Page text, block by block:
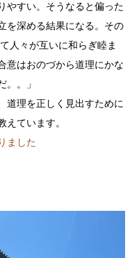
やすい。そうなると偏った
を深める結果になる。その
人々が互いに和らぎ睦ま
意はおのづから道理にかな
。。」
道理を正しく見出すために
えています。
ました